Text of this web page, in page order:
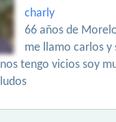
charly
66 años de
me llamo carlos y
tengo vicios soy